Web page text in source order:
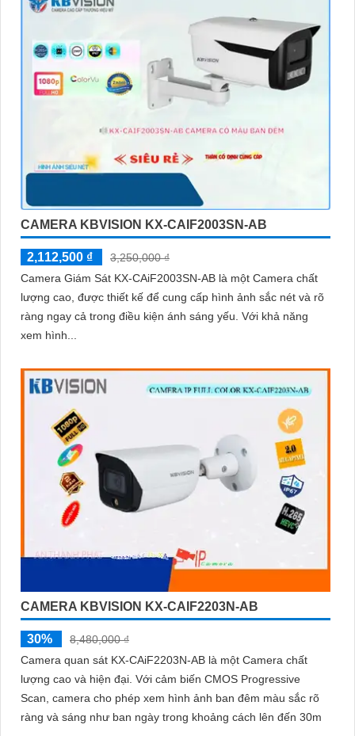
CAMERA KBVISION KX-CAIF2003SN-AB
2,112,500 ₫
3,250,000 ₫
Camera Giám Sát KX-CAiF2003SN-AB là một Camera chất
lượng cao, được thiết kế để cung cấp hình ảnh sắc nét và rõ
ràng ngay cả trong điều kiện ánh sáng yếu. Với khả năng
xem hình...
CAMERA KBVISION KX-CAIF2203N-AB
30%
8,480,000 ₫
Camera quan sát KX-CAiF2203N-AB là một Camera chất
lượng cao và hiện đại. Với cảm biến CMOS Progressive
Scan, camera cho phép xem hình ảnh ban đêm màu sắc rõ
ràng và sáng như ban ngày trong khoảng cách lên đến 30m